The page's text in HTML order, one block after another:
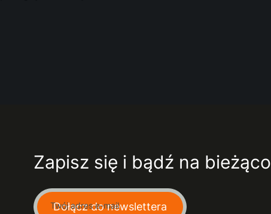
Zapisz się i bądź na bieżąco
Twój adres e-mail
Dołącz do newslettera